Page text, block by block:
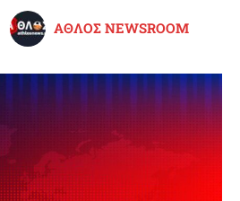
ΑΘΛΟΣ NEWSROOM